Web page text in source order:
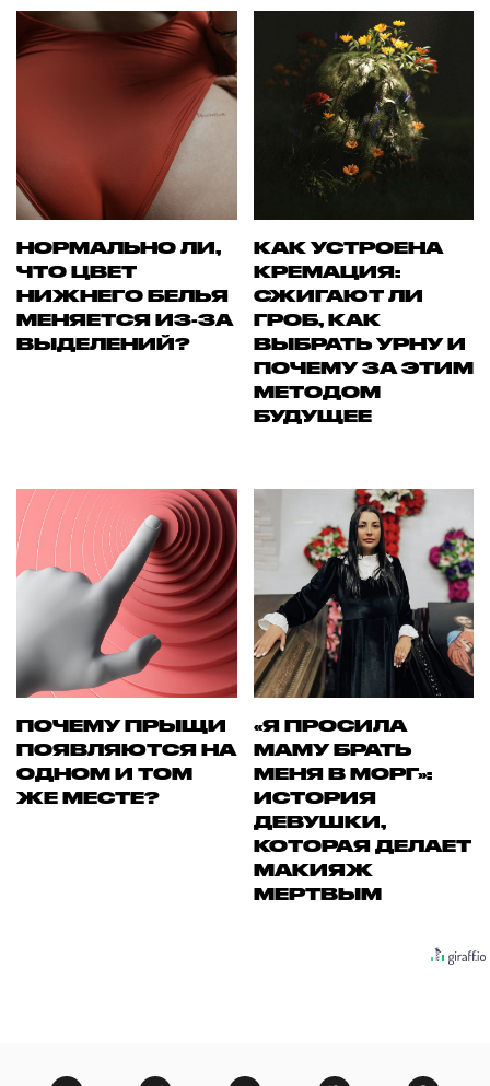
НОРМАЛЬНО ЛИ,
ЧТО ЦВЕТ
НИЖНЕГО БЕЛЬЯ
МЕНЯЕТСЯ ИЗ-ЗА
ВЫДЕЛЕНИЙ?
КАК УСТРОЕНА
КРЕМАЦИЯ:
СЖИГАЮТ ЛИ
ГРОБ, КАК
ВЫБРАТЬ УРНУ И
ПОЧЕМУ ЗА ЭТИМ
МЕТОДОМ
БУДУЩЕЕ
ПОЧЕМУ ПРЫЩИ
ПОЯВЛЯЮТСЯ НА
ОДНОМ И ТОМ
ЖЕ МЕСТЕ?
«Я ПРОСИЛА
МАМУ БРАТЬ
МЕНЯ В МОРГ»:
ИСТОРИЯ
ДЕВУШКИ,
КОТОРАЯ ДЕЛАЕТ
МАКИЯЖ
МЕРТВЫМ